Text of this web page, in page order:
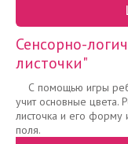
Сенсорно-
листочки"
С помощью игры
учит основные цвета.
листочка и его форму
поля.